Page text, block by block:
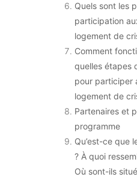
Quels sont les
participation
logement de
Comment
quelles étapes
pour participer
logement de
Partenaires et
programme
Qu’est-ce que
? À quoi
Où sont-ils